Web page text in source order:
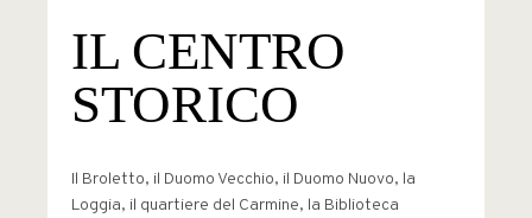
IL CENTRO
STORICO
Il Broletto, il Duomo Vecchio, il Duomo Nuovo, la
Loggia, il quartiere del Carmine, la Biblioteca